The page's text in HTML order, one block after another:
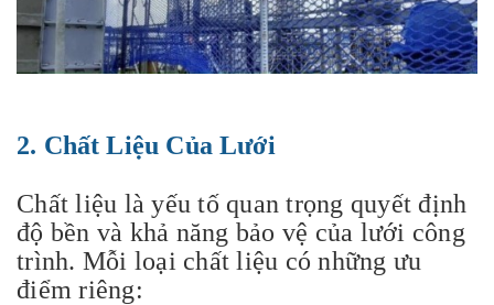
2. Chất Liệu Của Lưới
Chất liệu là yếu tố quan trọng quyết định
độ bền và khả năng bảo vệ của lưới công
trình. Mỗi loại chất liệu có những ưu
điểm riêng: